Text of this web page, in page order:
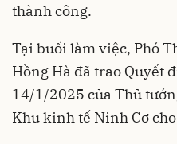
thành công.
Tại buổi làm việc, Phó
Hồng Hà đã trao Quyết
14/1/2025 của Thủ
Khu kinh tế Ninh Cơ